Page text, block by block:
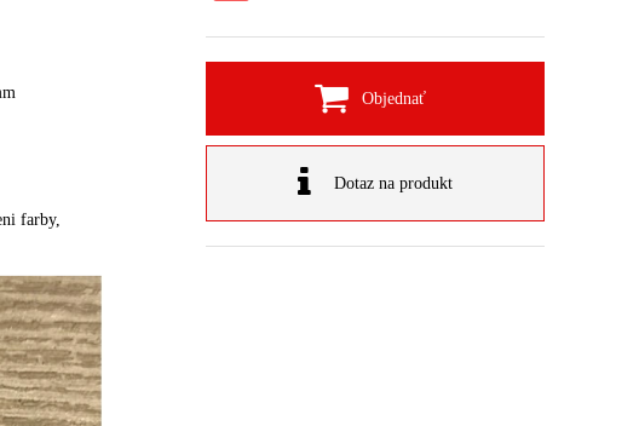
farby,
Objednať
Dotaz na produkt